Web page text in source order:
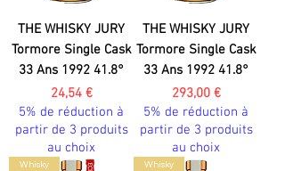
THE WHISKY JURY
Tormore Single Cask
33 Ans 1992 41.8°
Prix
24,54 €
5% de réduction à
partir de 3 produits
au choix
THE WHISKY JURY
Tormore Single Cask
33 Ans 1992 41.8°
Prix
293,00 €
5% de réduction à
partir de 3 produits
au choix
Whisky Whisky